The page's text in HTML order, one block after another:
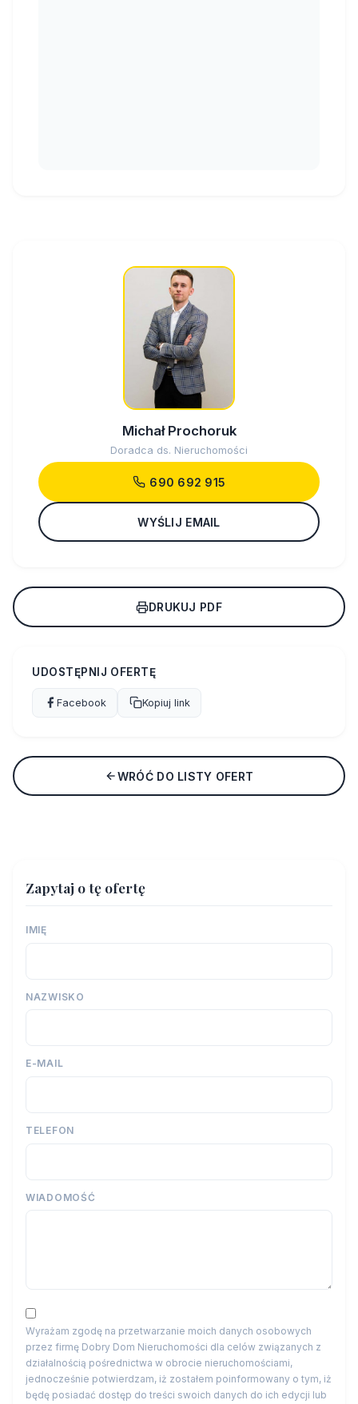
Michał Prochoruk
Doradca ds. Nieruchomości
690 692 915
WYŚLIJ EMAIL
DRUKUJ PDF
UDOSTĘPNIJ OFERTĘ
Facebook Kopiuj link
WRÓĆ DO LISTY OFERT
Zapytaj o tę ofertę
IMIĘ
NAZWISKO
E-MAIL
TELEFON
WIADOMOŚĆ
Wyrażam zgodę na przetwarzanie moich danych osobowych
przez firmę Dobry Dom Nieruchomości dla celów związanych z
działalnością pośrednictwa w obrocie nieruchomościami,
jednocześnie potwierdzam, iż zostałem poinformowany o tym, iż
będę posiadać dostęp do treści swoich danych do ich edycji lub